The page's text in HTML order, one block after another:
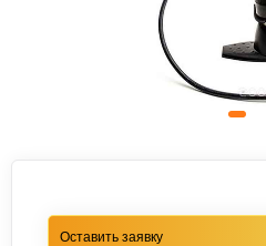
Оставить заявку